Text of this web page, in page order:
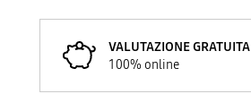
VALUTAZIONE GRATUITA
100% online